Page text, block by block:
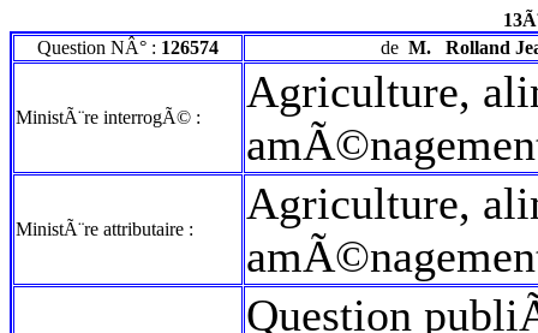
Question NÂ° : 126574 de M. Rolland
MinistÃ¨re interrogÃ© :
Agriculture,
MinistÃ¨re attributaire :
Agriculture,
Question